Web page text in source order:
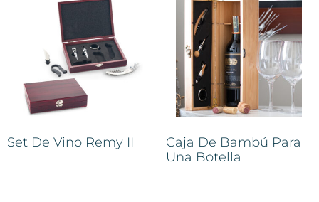
Set De Vino Remy II
Caja De Bambú Para
Una Botella